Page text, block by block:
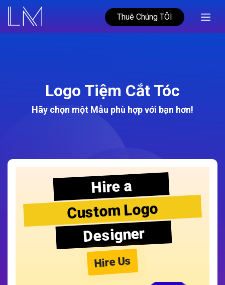
Thuê Chúng TÔI
Logo Tiệm Cắt Tóc
Hãy chọn một Mẫu phù hợp với bạn hơn!
Hire a
Custom Logo
Designer
Hire Us